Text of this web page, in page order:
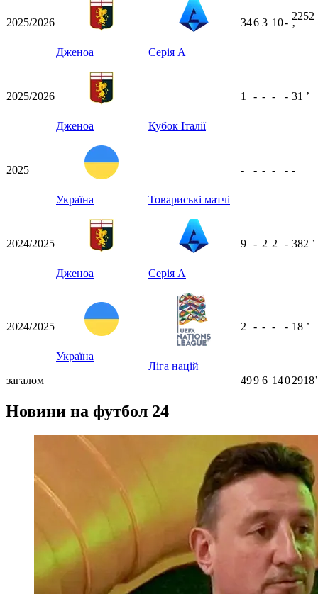
2025/2026
Дженоа Серія А
346 3 10-
2252
ʼ
2025/2026
Дженоа Кубок Італії
1 - - - - 31 ʼ
2025
Україна Товариські матчі
- - - - - -
2024/2025
Дженоа Серія А
9 - 2 2 - 382 ʼ
2024/2025
Україна
Ліга націй
2 - - - - 18 ʼ
загалом 499 6 1402918ʼ
Новини на футбол 24